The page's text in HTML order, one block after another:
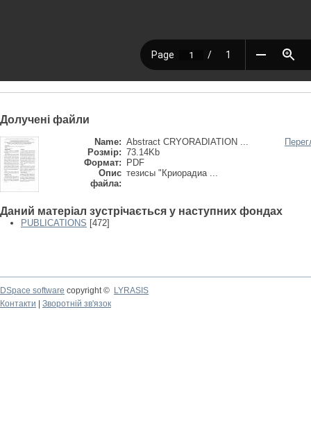
Долучені файли
Name: Abstract CRYORADIATION ...
Розмір: 73.14Kb
Формат:
PDF
Опис
файла:
тезисы "Криорадиа ...
Даний матеріал зустрічається у наступних фондах
PUBLICATIONS [472]
DSpace software copyright © LYRASIS
Контакти
Зворотній зв'язок